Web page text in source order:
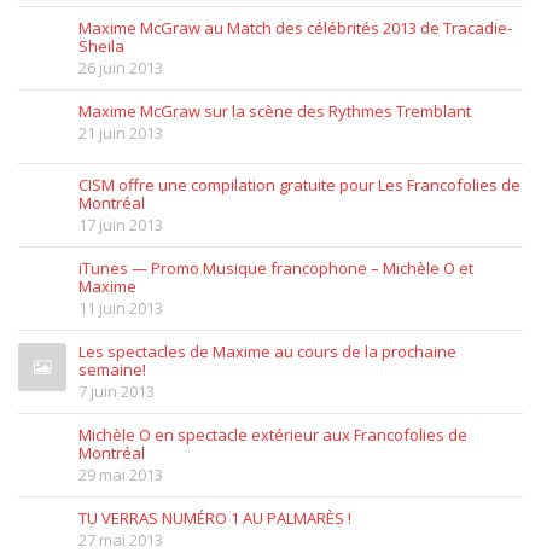
Maxime McGraw au Match des célébrités 2013 de Tracadie-
Sheila
26 juin 2013
Maxime McGraw sur la scène des Rythmes Tremblant
21 juin 2013
CISM offre une compilation gratuite pour Les Francofolies de
Montréal
17 juin 2013
iTunes — Promo Musique francophone – Michèle O et
Maxime
11 juin 2013
Les spectacles de Maxime au cours de la prochaine
semaine!
7 juin 2013
Michèle O en spectacle extérieur aux Francofolies de
Montréal
29 mai 2013
TU VERRAS NUMÉRO 1 AU PALMARÈS !
27 mai 2013